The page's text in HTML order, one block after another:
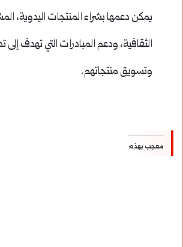
يمكن دعمها بشراء المنتجات اليدوية،
الثقافية، ودعم المبادرات التي تهدف إلى
وتسويق منتجاتهم.
معجب بهذه: